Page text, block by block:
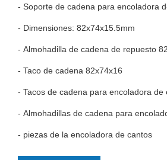
- Soporte de cadena para encoladora
- Dimensiones: 82x74x15.5mm
- Almohadilla de cadena de repuesto
- Taco de cadena 82x74x16
- Tacos de cadena para encoladora de
- Almohadillas de cadena para
- piezas de la encoladora de cantos